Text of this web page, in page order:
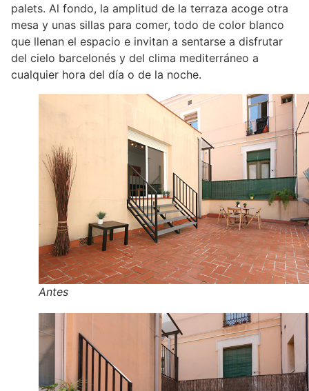
palets. Al fondo, la amplitud de la terraza acoge otra
mesa y unas sillas para comer, todo de color blanco
que llenan el espacio e invitan a sentarse a disfrutar
del cielo barcelonés y del clima mediterráneo a
cualquier hora del día o de la noche.
Antes